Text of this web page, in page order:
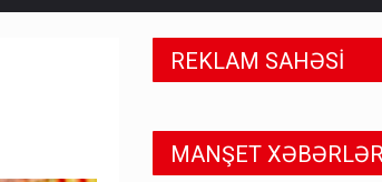
REKLAM SAHƏSİ
MANŞET